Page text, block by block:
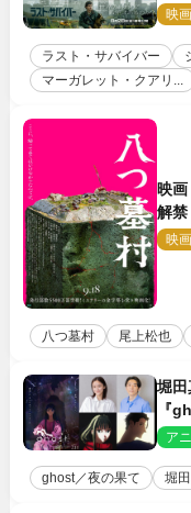
美・
映画
ラスト・サバイバー
マーガレット・クアリ...
映
解
映画
八つ墓村 尾上松也
堀田
『
でき
ア
ghost／夜の果て 堀